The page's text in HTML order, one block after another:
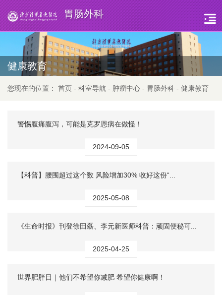
胃肠外科
健康教育
您现在的位置： 首页 - 科室导航 - 肿瘤中心 - 胃肠外科 - 健康教育
警惕腹痛腹泻，可能是克罗恩病在做怪！
2024-09-05
【科普】腰围超过这个数 风险增加30% 收好这份“...
2025-05-08
《生命时报》刊登徐田磊、李元新医师科普：顽固便秘可...
2025-04-25
世界肥胖日｜他们不希望你减肥 希望你健康啊！